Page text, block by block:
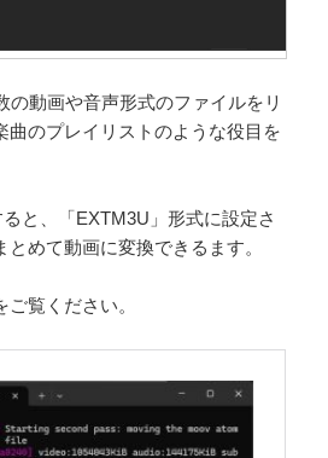
の動画や音声形式のファイルをリ
曲のプレイリストのような役目を
と、「EXTM3U」形式に設定さ
めて動画に変換できるます。
ご覧ください。